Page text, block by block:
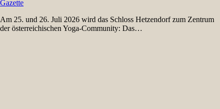
Gazette
Am 25. und 26. Juli 2026 wird das Schloss Hetzendorf zum Zentrum
der österreichischen Yoga-Community: Das…